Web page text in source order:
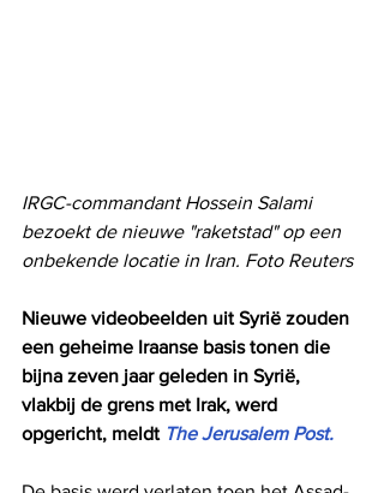
IRGC-commandant Hossein Salami
bezoekt de nieuwe "raketstad" op een
onbekende locatie in Iran. Foto Reuters
Nieuwe videobeelden uit Syrië zouden
een geheime Iraanse basis tonen die
bijna zeven jaar geleden in Syrië,
vlakbij de grens met Irak, werd
opgericht, meldt The Jerusalem Post.